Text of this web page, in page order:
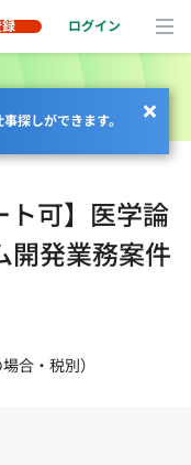
ログイン
探しができます。
ト可】医学論
開発業務案件
合・税別）